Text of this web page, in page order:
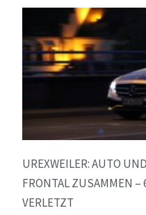
UREXWEILER: AUTO
RONTAL ZUSAMMEN –
ERLETZT